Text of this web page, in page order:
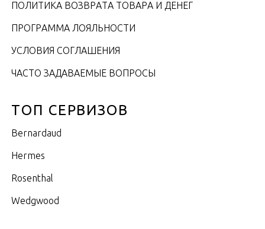
ПОЛИТИКА ВОЗВРАТА ТОВАРА И ДЕНЕГ
ПРОГРАММА ЛОЯЛЬНОСТИ
УСЛОВИЯ СОГЛАШЕНИЯ
ЧАСТО ЗАДАВАЕМЫЕ ВОПРОСЫ
ТОП СЕРВИЗОВ
Bernardaud
Hermes
Rosenthal
Wedgwood